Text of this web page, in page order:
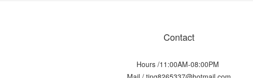
Contact
Hours /11:00AM-08:00PM